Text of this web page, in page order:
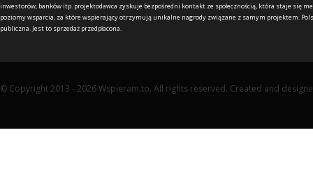
inwestorów, banków itp. projektodawca zyskuje bezpośredni kontakt ze społecznością, która staje się
poziomy wsparcia, za które wspierający otrzymują unikalne nagrody związane z samym projektem.
publiczna. Jest to sprzedaż przedpłacona.
© Copyright 2013 - 2026 Wspieram.to. All rights reserved. Created and